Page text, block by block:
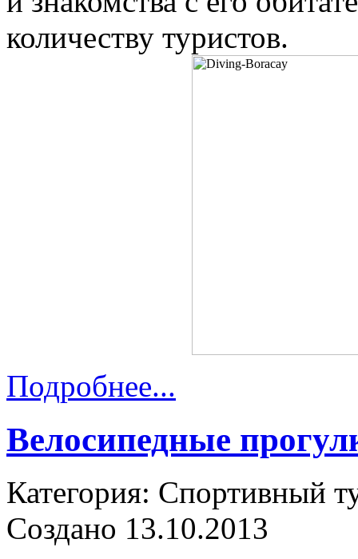
количеству туристов.
Подробнее...
Велосипедные
Категория: Спортивный
Создано 13.10.2013